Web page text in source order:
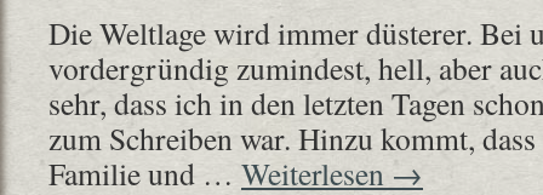
Die Weltlage wird immer düsterer. Bei
vordergründig zumindest, hell, aber
sehr, dass ich in den letzten Tagen
zum Schreiben war. Hinzu kommt,
Familie und … Weiterlesen →